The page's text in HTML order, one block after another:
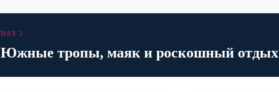
DAY 2
Южные тропы, маяк и роскошный отдых